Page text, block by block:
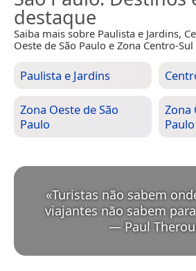
destaque
Saiba mais sobre Paulista e Jardins,
Oeste de São Paulo e Zona Centro-
Paulista e Jardins
Zona Oeste de São
Paulo
Zona
Paulo
«Turistas não sabem
viajantes não sabem
— Paul